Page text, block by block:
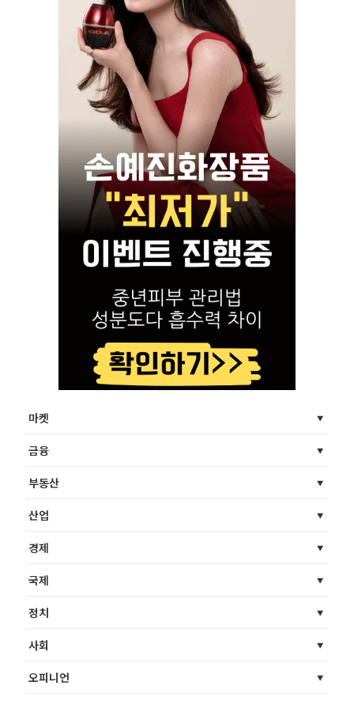
마켓
금융
부동산
산업
경제
국제
정치
사회
오피니언